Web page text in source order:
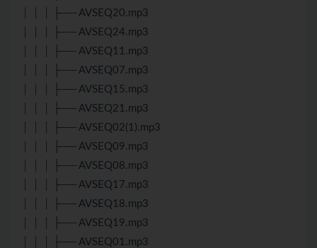
│ │ │ ├── AVSEQ20.mp3
│ │ │ ├── AVSEQ24.mp3
│ │ │ ├── AVSEQ11.mp3
│ │ │ ├── AVSEQ07.mp3
│ │ │ ├── AVSEQ15.mp3
│ │ │ ├── AVSEQ21.mp3
│ │ │ ├── AVSEQ02(1).mp3
│ │ │ ├── AVSEQ09.mp3
│ │ │ ├── AVSEQ08.mp3
│ │ │ ├── AVSEQ17.mp3
│ │ │ ├── AVSEQ18.mp3
│ │ │ ├── AVSEQ19.mp3
│ │ │ ├── AVSEQ01.mp3